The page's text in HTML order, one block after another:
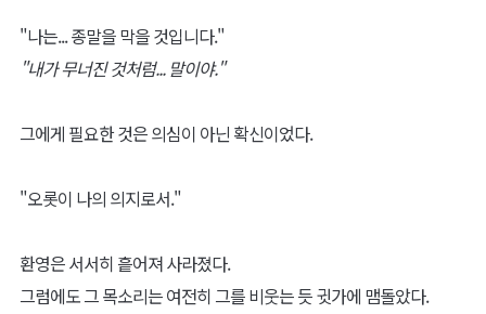
"나는... 종말을 막을 것입니다."
"내가 무너진 것처럼... 말이야."
그에게 필요한 것은 의심이 아닌 확신이었다.
"오롯이 나의 의지로서."
환영은 서서히 흩어져 사라졌다.
그럼에도 그 목소리는 여전히 그를 비웃는 듯 귓가에 맴돌았다.